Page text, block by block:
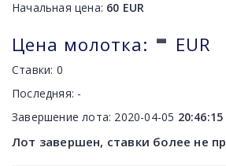
Начальная цена: 60 EUR
Цена молотка: - EUR
Ставки: 0
Последняя: -
Завершение лота: 2020-04-05 20:46:15
Лот завершен, ставки более не